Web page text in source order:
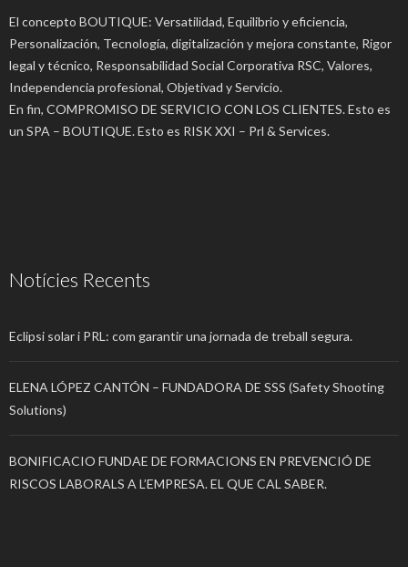
El concepto BOUTIQUE: Versatilidad, Equilibrio y eficiencia,
Personalización, Tecnología, digitalización y mejora constante, Rigor
legal y técnico, Responsabilidad Social Corporativa RSC, Valores,
Independencia profesional, Objetivad y Servicio.
En fin, COMPROMISO DE SERVICIO CON LOS CLIENTES. Esto es
un SPA – BOUTIQUE. Esto es RISK XXI – Prl & Services.
Notícies Recents
Eclipsi solar i PRL: com garantir una jornada de treball segura.
ELENA LÓPEZ CANTÓN – FUNDADORA DE SSS (Safety Shooting
Solutions)
BONIFICACIO FUNDAE DE FORMACIONS EN PREVENCIÓ DE
RISCOS LABORALS A L’EMPRESA. EL QUE CAL SABER.